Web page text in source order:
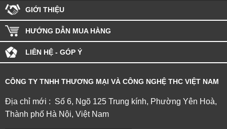
GIỚI THIỆU
HƯỚNG DẪN MUA HÀNG
LIÊN HỆ - GÓP Ý
CÔNG TY TNHH THƯƠNG MẠI VÀ CÔNG NGHỆ THC VIỆT NAM
Địa chỉ mới : Số 6, Ngõ 125 Trung kính, Phường Yên Hoà,
Thành phố Hà Nội, Việt Nam